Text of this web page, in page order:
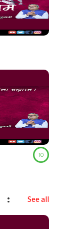
10
See all